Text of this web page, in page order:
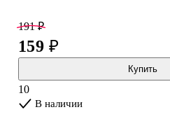
пожелаешь. Для удаления
картинкой крем или масло, через
191 ₽
159 ₽
Купить
10
В наличии